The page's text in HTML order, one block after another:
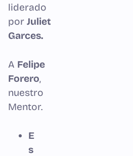
liderado
por Juliet
Garces.
A Felipe
Forero,
nuestro
Mentor.
E
s